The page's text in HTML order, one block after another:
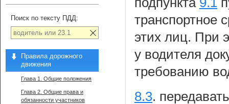
транспортное
этих лиц. При
у водителя
требованию
8.3.
Поиск по тексту ПДД:
Правила дорожного
движения
Глава 1. Общие положения
Глава 2. Общие права и
обязанности участников